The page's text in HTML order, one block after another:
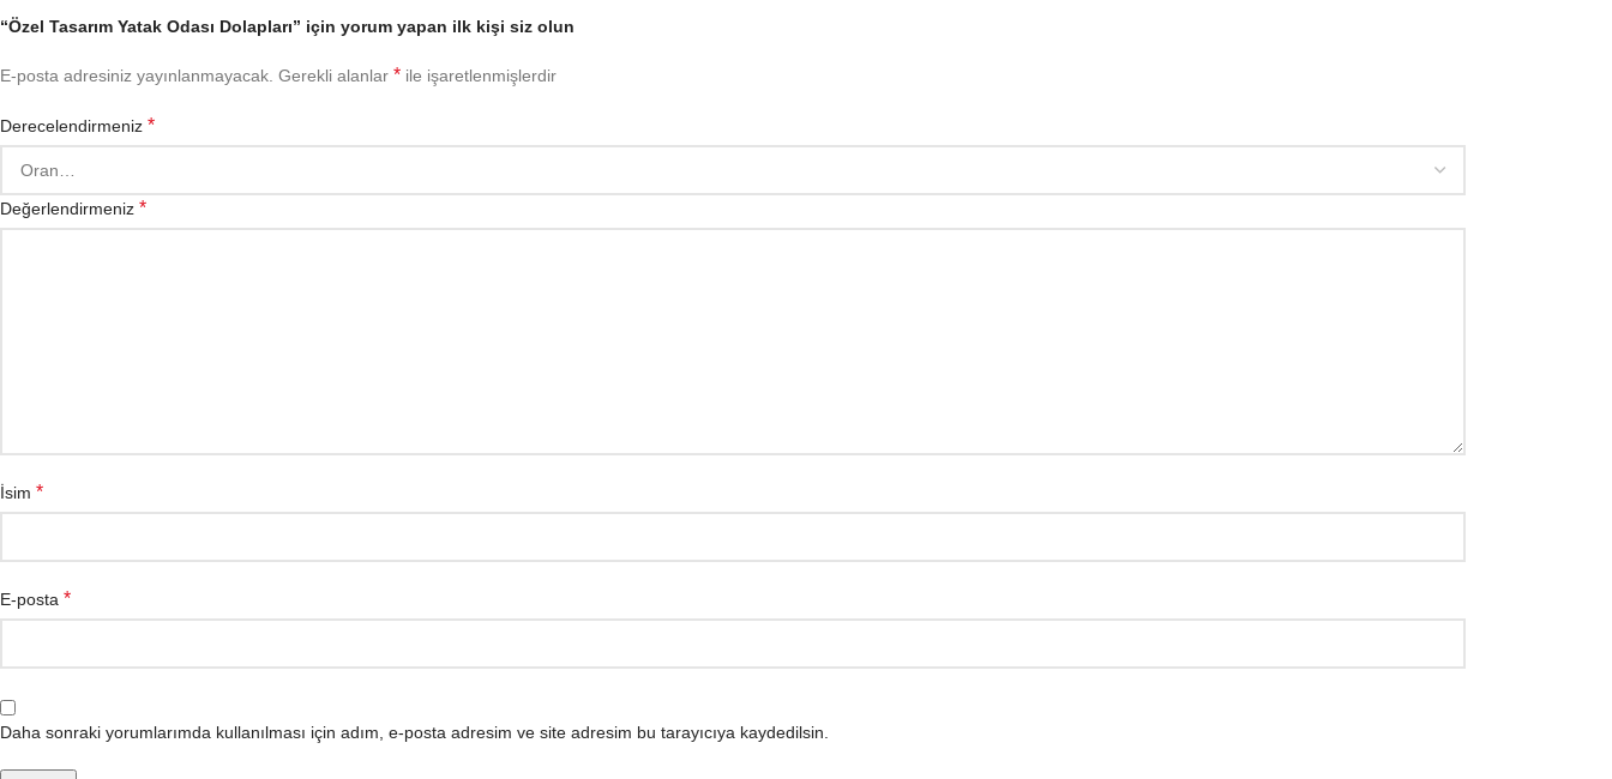
“Özel Tasarım Yatak Odası Dolapları” için yorum yapan ilk kişi siz olun
E-posta adresiniz yayınlanmayacak. Gerekli alanlar * ile işaretlenmişlerdir
Derecelendirmeniz *
Değerlendirmeniz *
İsim *
E-posta *
Daha sonraki yorumlarımda kullanılması için adım, e-posta adresim ve site adresim bu tarayıcıya kaydedilsin.